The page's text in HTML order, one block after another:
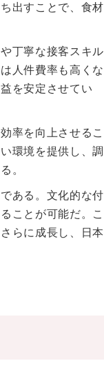
出すことで、食材
丁寧な接客スキル
人件費率も高くな
を安定させてい
率を向上させるこ
環境を提供し、調
。
ある。文化的な付
ことが可能だ。こ
らに成長し、日本